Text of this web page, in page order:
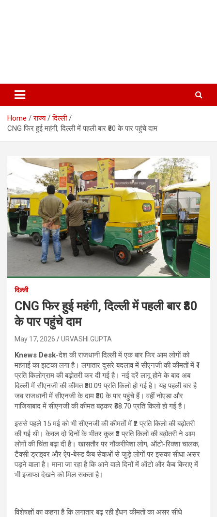
Home राज्य
दिल्ली
CNG फिर हुई महंगी, दिल्ली में पहली बार ₹80 के पार पहुंचे दाम
दिल्ली
CNG फिर हुई महंगी, दिल्ली में पहली बार ₹80
के पार पहुंचे दाम
May 17, 2026 URVASHI GUPTA
Knews Desk-देश की राजधानी दिल्ली में एक बार फिर आम लोगों को
महंगाई का झटका लगा है। लगातार दूसरे बदलाव में सीएनजी की कीमतों में ₹1
प्रति किलोग्राम की बढ़ोतरी कर दी गई है। नई दरें लागू होने के बाद अब
दिल्ली में सीएनजी की कीमत ₹80.09 प्रति किलो हो गई है। यह पहली बार है
जब राजधानी में सीएनजी के दाम ₹80 के पार पहुंचे हैं। वहीं नोएडा और
गाजियाबाद में सीएनजी की कीमत बढ़कर ₹88.70 प्रति किलो हो गई है।
इससे पहले 15 मई को भी सीएनजी की कीमतों में ₹2 प्रति किलो की बढ़ोतरी
की गई थी। केवल दो दिनों के भीतर कुल ₹3 प्रति किलो की बढ़ोतरी ने आम
लोगों की चिंता बढ़ा दी है। खासतौर पर नौकरीपेशा लोग, ऑटो-रिक्शा चालक,
टैक्सी ड्राइवर और ऐप-बेस्ड कैब सेवाओं से जुड़े लोगों पर इसका सीधा असर
पड़ने वाला है। माना जा रहा है कि आने वाले दिनों में ऑटो और कैब किराए में
भी इजाफा देखने को मिल सकता है।
विशेषज्ञों का कहना है कि लगातार बढ़ रही ईंधन कीमतों का असर सीधे